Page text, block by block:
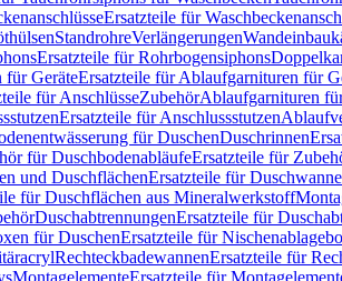
Ersatzteile für
StandrohreVerlängerungen
Ersatzteile für Rohrbogensiphons
für GeräteErsatzteile für Ablaufgarnituren für
für AnschlüsseZubehörAblaufgarnituren
Ersatzteile für Anschlussstutzen
für DuschenDuschrinnen
für DuschbodenabläufeErsatzteile für
und DuschflächenErsatzteile für
für Duschflächen aus Mineralwerkstoff
DuschabtrennungenErsatzteile für
für DuschenErsatzteile für
RechteckbadewannenErsatzteile für
MontagelementeErsatzteile für